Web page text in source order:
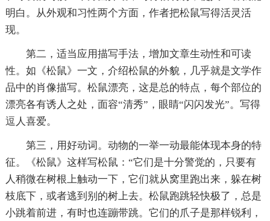
明白。从外观和习性两个方面，作者把松鼠写得活灵活
现。
第二，适当应用描写手法，增加文章生动性和可读
性。如《松鼠》一文，介绍松鼠的外貌，几乎就是文学作
品中的肖像描写。松鼠漂亮，这是总的特点，每个部位的
漂亮各有诱人之处，面容“清秀”，眼睛“闪闪发光”。写得
逗人喜爱。
第三，用好动词。动物的一举一动最能体现本身的特
征。《松鼠》这样写松鼠：“它们是十分警觉的，只要有
人稍微在树根上触动一下，它们就从窝里跑出来，躲在树
枝底下，或者逃到别的树上去。松鼠跑跳轻快极了，总是
小跳着前进，有时也连蹦带跳。它们的爪子是那样锐利，